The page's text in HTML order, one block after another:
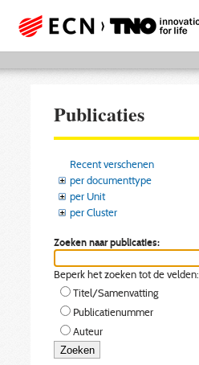
Publicaties
Recent verschenen
per documenttype
per Unit
per Cluster
Zoeken naar publicaties:
Beperk het zoeken tot de velden:
Titel/Samenvatting
Publicatienummer
Auteur